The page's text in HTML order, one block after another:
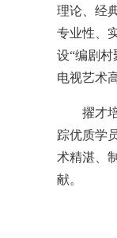
理论、经
专业性、
设“编剧
电视艺术
擢才培
踪优质学
术精湛、
献。